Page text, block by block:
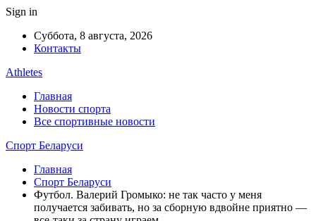
Sign in
Суббота, 8 августа, 2026
Контакты
Athletes
Главная
Новости спорта
Все спортивные новости
Спорт Беларуси
Главная
Спорт Беларуси
Футбол. Валерий Громыко: не так часто у меня
получается забивать, но за сборную вдвойне приятно —